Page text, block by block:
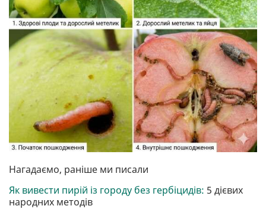
Нагадаємо, раніше ми писали
Як вивести пирій із городу без гербіцидів: 5 дієвих
народних методів